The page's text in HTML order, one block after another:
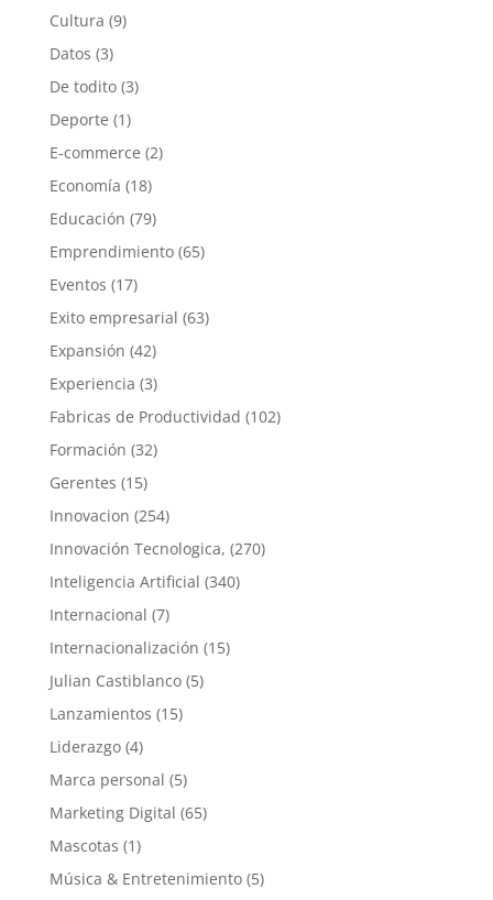
Cultura (9)
Datos (3)
De todito(3)
Deporte (1)
E-commerce (2)
Economía (18)
Educación (79)
Emprendimiento(65)
Eventos (17)
Exito empresarial (63)
Expansión (42)
Experiencia (3)
Fabricas de Productividad (102)
Formación (32)
Gerentes (15)
Innovacion (254)
Innovación Tecnologica, (270)
Inteligencia Artificial (340)
Internacional (7)
Internacionalización (15)
Julian Castiblanco(5)
Lanzamientos (15)
Liderazgo(4)
Marca personal (5)
Marketing Digital (65)
Mascotas (1)
Música & Entretenimiento(5)